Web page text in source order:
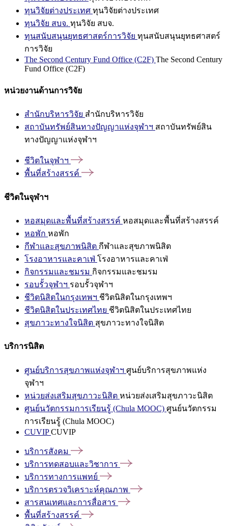
ทุนวิจัยต่างประเทศ ทุนวิจัยต่างประเทศ
ทุนวิจัย สบจ. ทุนวิจัย สบจ.
ทุนสนับสนุนยุทธศาสตร์การวิจัย ทุนสนับสนุนยุทธศาสตร์
การวิจัย
The Second Century Fund Office (C2F) The Second Century
Fund Office (C2F)
หน่วยงานด้านการวิจัย
สำนักบริหารวิจัย สำนักบริหารวิจัย
สถาบันทรัพย์สินทางปัญญาแห่งจุฬาฯ สถาบันทรัพย์สิน
ทางปัญญาแห่งจุฬาฯ
ชีวิตในจุฬาฯ
พื้นที่สร้างสรรค์
ชีวิตในจุฬาฯ
หอสมุดและพื้นที่สร้างสรรค์ หอสมุดและพื้นที่สร้างสรรค์
หอพัก หอพัก
กีฬาและสุขภาพนิสิต กีฬาและสุขภาพนิสิต
โรงอาหารและคาเฟ่ โรงอาหารและคาเฟ่
กิจกรรมและชมรม กิจกรรมและชมรม
รอบรั้วจุฬาฯ รอบรั้วจุฬาฯ
ชีวิตนิสิตในกรุงเทพฯ ชีวิตนิสิตในกรุงเทพฯ
ชีวิตนิสิตในประเทศไทย ชีวิตนิสิตในประเทศไทย
สุขภาวะทางใจนิสิต สุขภาวะทางใจนิสิต
บริการนิสิต
ศูนย์บริการสุขภาพแห่งจุฬาฯ ศูนย์บริการสุขภาพแห่ง
จุฬาฯ
หน่วยส่งเสริมสุขภาวะนิสิต หน่วยส่งเสริมสุขภาวะนิสิต
ศูนย์นวัตกรรมการเรียนรู้ (Chula MOOC) ศูนย์นวัตกรรม
การเรียนรู้ (Chula MOOC)
CUVIPCUVIP
บริการสังคม
บริการทดสอบและวิชาการ
บริการทางการแพทย์
บริการตรวจวิเคราะห์คุณภาพ
สารสนเทศและการสื่อสาร
พื้นที่สร้างสรรค์